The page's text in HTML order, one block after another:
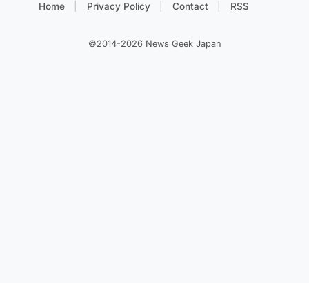
Home Privacy Policy Contact RSS
©2014-2026 News Geek Japan